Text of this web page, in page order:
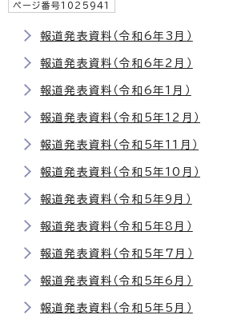
ページ番号1025941
報道発表資料（令和6年3月）
報道発表資料（令和6年2月）
報道発表資料（令和6年1月）
報道発表資料（令和5年12月）
報道発表資料（令和5年11月）
報道発表資料（令和5年10月）
報道発表資料（令和5年9月）
報道発表資料（令和5年8月）
報道発表資料（令和5年7月）
報道発表資料（令和5年6月）
報道発表資料（令和5年5月）